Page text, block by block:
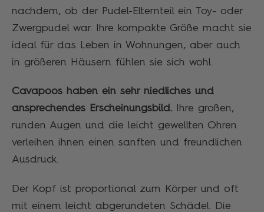
nachdem, ob der Pudel-Elternteil ein Toy- oder
Zwergpudel war. Ihre kompakte Größe macht sie
ideal für das Leben in Wohnungen, aber auch
in größeren Häusern fühlen sie sich wohl.
Cavapoos haben ein sehr niedliches und
ansprechendes Erscheinungsbild. Ihre großen,
runden Augen und die leicht gewellten Ohren
verleihen ihnen einen sanften und freundlichen
Ausdruck.
Der Kopf ist proportional zum Körper und oft
mit einem leicht abgerundeten Schädel. Die